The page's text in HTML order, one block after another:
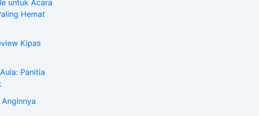
untuk Acara
Hemat
Kipas
Panitia